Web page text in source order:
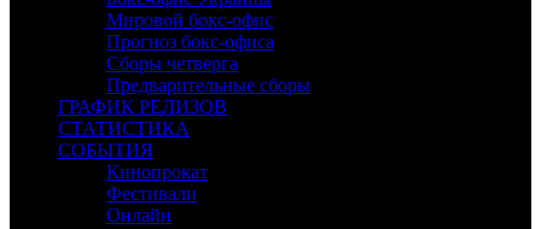
Мировой бокс-офис
Прогноз бокс-офиса
Сборы четверга
Предварительные сборы
ГРАФИК РЕЛИЗОВ
СТАТИСТИКА
СОБЫТИЯ
Кинопрокат
Фестивали
Онлайн